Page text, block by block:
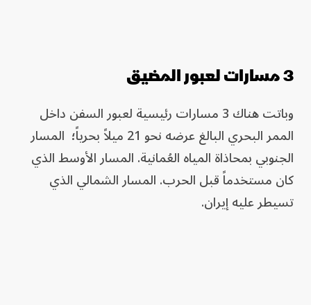
3 مسارات لعبور المضيق
وباتت هناك 3 مسارات رئيسية لعبور السفن داخل
الممر البحري البالغ عرضه نحو 21 ميلاً بحرياً؛ المسار
الجنوبي بمحاذاة المياه العُمانية. المسار الأوسط الذي
كان مستخدماً قبل الحرب. المسار الشمالي الذي
تسيطر عليه إيران.